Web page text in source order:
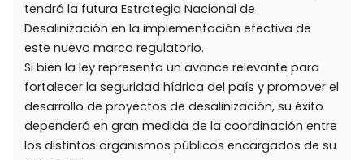
tendrá la futura Estrategia Nacional de
Desalinización en la implementación efectiva de
este nuevo marco regulatorio.
Si bien la ley representa un avance relevante para
fortalecer la seguridad hídrica del país y promover el
desarrollo de proyectos de desalinización, su éxito
dependerá en gran medida de la coordinación entre
los distintos organismos públicos encargados de su